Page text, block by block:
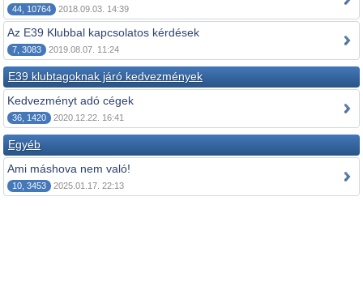
44, 10764 2018.09.03. 14:39
Az E39 Klubbal kapcsolatos kérdések
7, 3083 2019.08.07. 11:24
E39 klubtagoknak járó kedvezmények
Kedvezményt adó cégek
36, 1420 2020.12.22. 16:41
Egyéb
Ami máshova nem való!
10, 3453 2025.01.17. 22:13